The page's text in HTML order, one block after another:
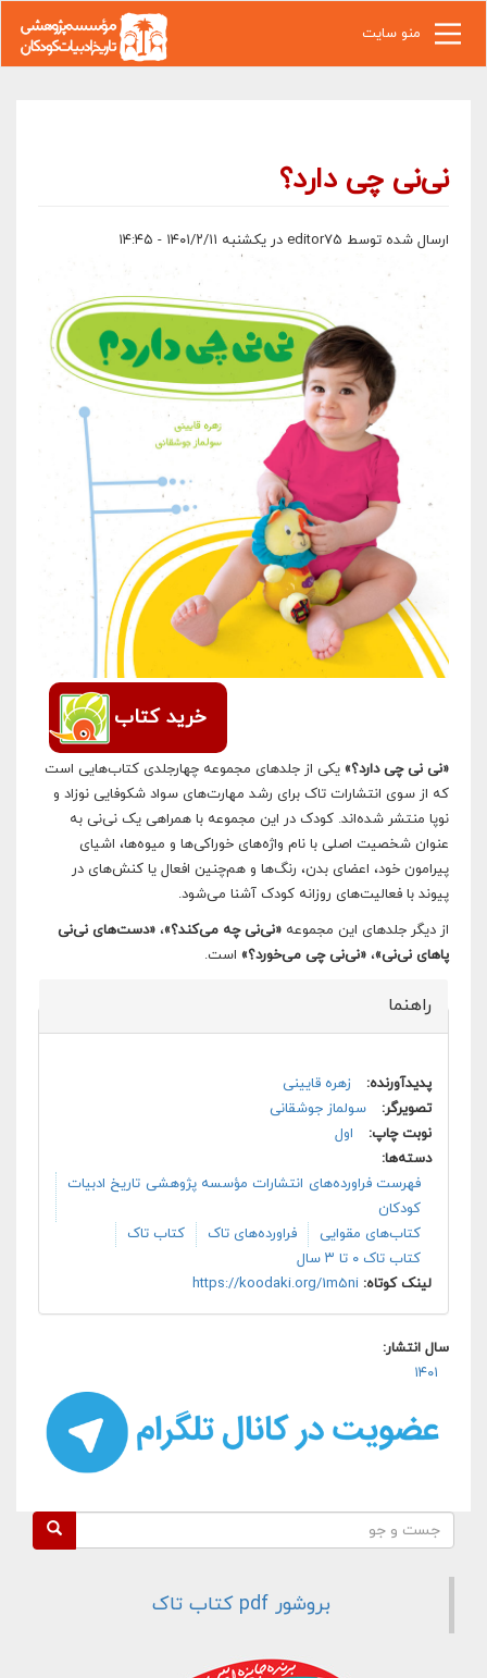
منو سایت
نی‌نی چی دارد؟
ارسال شده توسط editor75 در یکشنبه ۱۴۰۱/۲/۱۱ - ۱۴:۴۵
خرید کتاب
«نی نی چی دارد؟» یکی از جلد‌های مجموعه چهارجلدی کتاب‌هایی است
که از سوی انتشارات تاک برای رشد مهارت‌های سواد‌ شکوفایی نوزاد و
نوپا منتشر شده‌اند. کودک در این مجموعه با همراهی یک نی‌نی به
عنوان شخصیت اصلی با نام واژه‌های خوراکی‌ها و میوه‌ها، اشیای
پیرامون خود، اعضای بدن، رنگ‌ها و هم‌چنین افعال یا کنش‌های در
پیوند با فعالیت‌های روزانه کودک آشنا می‌شود.
از دیگر جلدهای این مجموعه «نی‌نی چه می‌کند؟»، «دست‌های نی‌نی
پاهای نی‌نی»، «نی‌نی چی می‌خورد؟» است.
پنهان کن
راهنما
پدیدآورنده:
زهره قایینی
تصویرگر:
سولماز جوشقانی
نوبت چاپ:
اول
دسته‌ها:
فهرست فراورده‌های انتشارات مؤسسه پژوهشی تاریخ ادبیات
کودکان
کتاب‌های مقوایی
فراورده‌های تاک
کتاب تاک
کتاب تاک ۰ تا ۳ سال
لینک کوتاه: https://koodaki.org/1m5ni
سال انتشار:
۱۴۰۱
فرم جستجو
بروشور pdf کتاب تاک